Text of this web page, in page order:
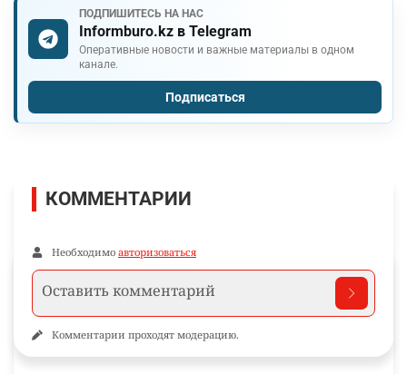
ПОДПИШИТЕСЬ НА НАС
Informburo.kz в Telegram
Оперативные новости и важные материалы в одном
канале.
Подписаться
КОММЕНТАРИИ
Необходимо авторизоваться
Комментарии проходят модерацию.